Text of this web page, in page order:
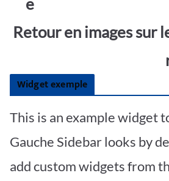
e
Retour en images sur
Widget exemple
This is an example widget
Gauche Sidebar looks by
add custom widgets from